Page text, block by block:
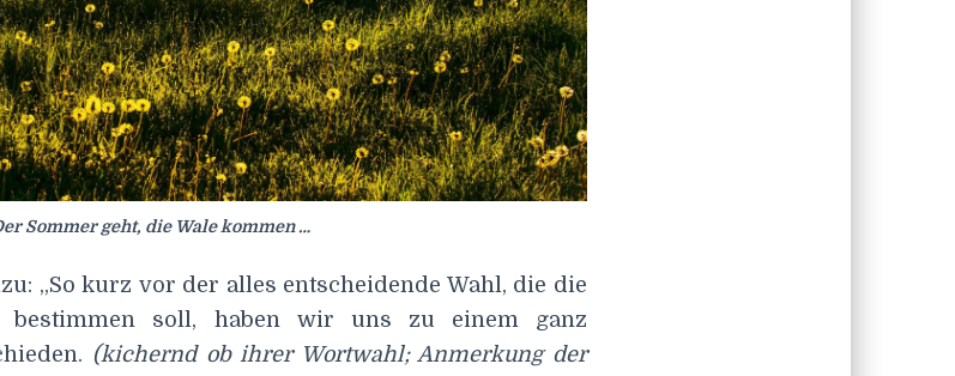
Sommer geht, die Wale kommen …
„So kurz vor der alles entscheidende Wahl, die die
bestimmen soll, haben wir uns zu einem ganz
(kichernd ob ihrer Wortwahl; Anmerkung der